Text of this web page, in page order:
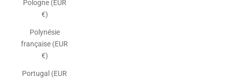
Pologne (EUR
€)
Polynésie
française (EUR
€)
Portugal (EUR